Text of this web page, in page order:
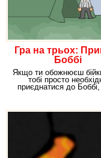
Гра на трьох:
Боббі
Якщо ти обожнюєш
тобі просто
приєднатися до Боббі,